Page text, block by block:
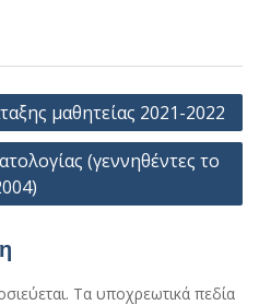
μαθητείας 2021-2022
(γεννηθέντες το
Τα υποχρεωτικά πεδία